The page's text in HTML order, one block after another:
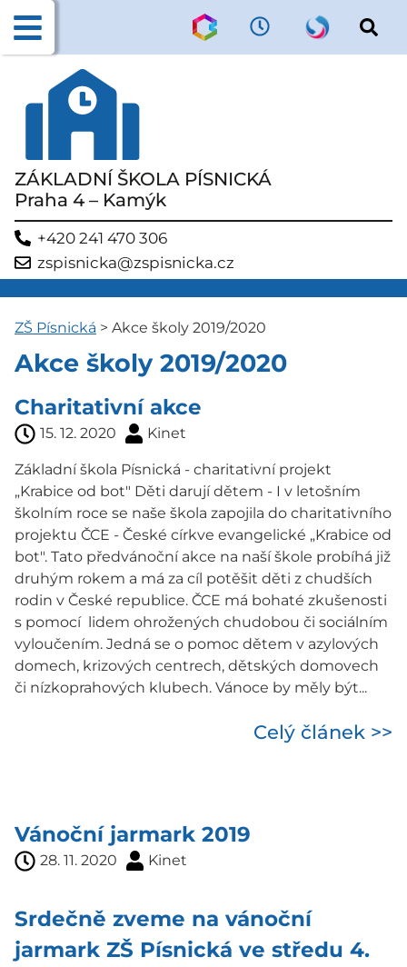
ZÁKLADNÍ ŠKOLA PÍSNICKÁ
Praha 4 – Kamýk
+420 241 470 306
zspisnicka@zspisnicka.cz
ZŠ Písnická > Akce školy 2019/2020
Akce školy 2019/2020
Charitativní akce
15. 12. 2020 Kinet
Základní škola Písnická - charitativní projekt
„Krabice od bot" Děti darují dětem - I v letošním
školním roce se naše škola zapojila do charitativního
projektu ČCE - České církve evangelické „Krabice od
bot". Tato předvánoční akce na naší škole probíhá již
druhým rokem a má za cíl potěšit děti z chudších
rodin v České republice. ČCE má bohaté zkušenosti
s pomocí lidem ohrožených chudobou či sociálním
vyloučením. Jedná se o pomoc dětem v azylových
domech, krizových centrech, dětských domovech
či nízkoprahových klubech. Vánoce by měly být...
Celý článek >>
Vánoční jarmark 2019
28. 11. 2020 Kinet
Srdečně zveme na vánoční
jarmark ZŠ Písnická ve středu 4.